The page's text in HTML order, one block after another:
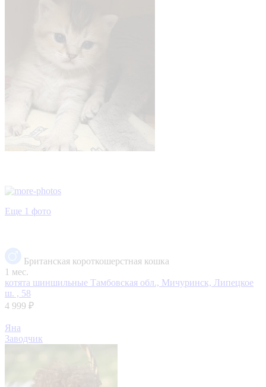
Еще 1 фото
Британская короткошерстная кошка
1 мес.
котята шиншильные Тамбовская обл., Мичуринск, Липецкое
ш. , 58
4 999 ₽
Яна
Заводчик